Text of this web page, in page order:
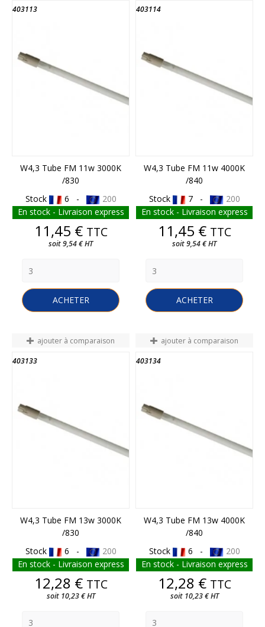
403113
W4,3 Tube FM 11w 3000K
/830
Stock
6 -
200
En stock - Livraison express
Prix
11,45 € TTC
soit 9,54 € HT
ACHETER
403114
W4,3 Tube FM 11w 4000K
/840
Stock
7 -
200
En stock - Livraison express
Prix
11,45 € TTC
soit 9,54 € HT
ACHETER
ajouter à comparaison
403133
W4,3 Tube FM 13w 3000K
/830
Stock
6 -
200
En stock - Livraison express
Prix
12,28 € TTC
soit 10,23 € HT
ajouter à comparaison
403134
W4,3 Tube FM 13w 4000K
/840
Stock
6 -
200
En stock - Livraison express
Prix
12,28 € TTC
soit 10,23 € HT